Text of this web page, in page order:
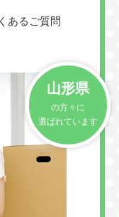
あるご質問
山形県
の方々に
選ばれています